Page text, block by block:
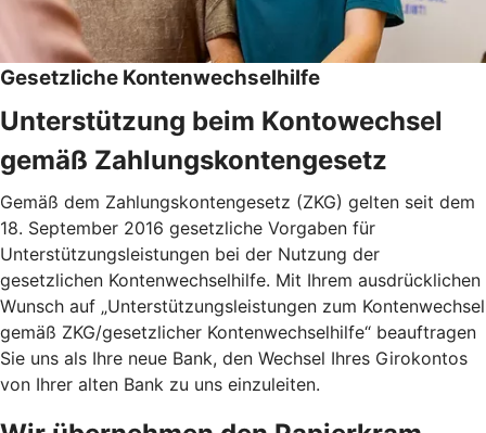
Gesetzliche Kontenwechselhilfe
Unterstützung beim Kontowechsel
gemäß Zahlungskontengesetz
Gemäß dem Zahlungskontengesetz (ZKG) gelten seit dem
18. September 2016 gesetzliche Vorgaben für
Unterstützungsleistungen bei der Nutzung der
gesetzlichen Kontenwechselhilfe. Mit Ihrem ausdrücklichen
Wunsch auf „Unterstützungsleistungen zum Kontenwechsel
gemäß ZKG/gesetzlicher Kontenwechselhilfe“ beauftragen
Sie uns als Ihre neue Bank, den Wechsel Ihres Girokontos
von Ihrer alten Bank zu uns einzuleiten.